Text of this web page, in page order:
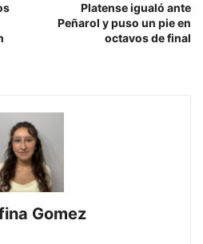
Platense igualó ante
Peñarol y puso un pie en
octavos de final
Gomez